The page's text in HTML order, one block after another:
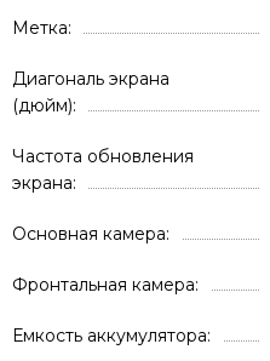
Метка
Диагональ экрана
(дюйм)
Частота обновления
экрана
Основная камера
Фронтальная камера
Емкость аккумулятора